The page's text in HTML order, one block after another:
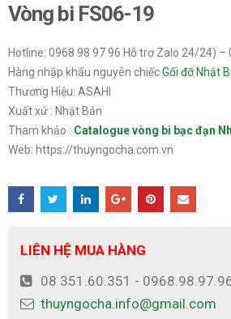
Vòng bi FS06-19
Hotline: 0968 98 97 96 Hỗ trợ Zalo 24/24) –
Hàng nhập khẩu nguyên chiếcGối đỡ Nhật
Thương Hiệu: ASAHI
Xuất xứ : Nhật Bản
Tham khảo : Catalogue vòng bi bạc đạn
Web: https://thuyngocha.com.vn
LIÊN HỆ MUA HÀNG
08 351.60.351 -
thuyngocha.info@gmail.com